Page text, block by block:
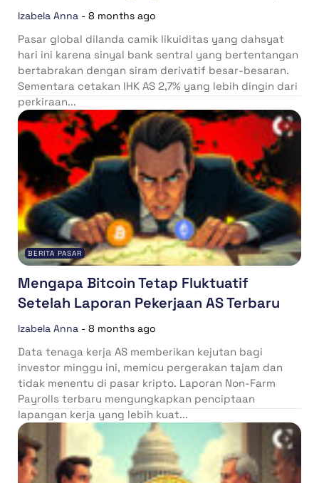
Izabela Anna - 8 months ago
Pasar global dilanda camik likuiditas yang dahsyat
hari ini karena sinyal bank sentral yang bertentangan
bertabrakan dengan siram derivatif besar-besaran.
Sementara cetakan IHK AS 2,7% yang lebih dingin dari
perkiraan...
BERITA PASAR
Mengapa Bitcoin Tetap Fluktuatif
Setelah Laporan Pekerjaan AS Terbaru
Izabela Anna - 8 months ago
Data tenaga kerja AS memberikan kejutan bagi
investor minggu ini, memicu pergerakan tajam dan
tidak menentu di pasar kripto. Laporan Non-Farm
Payrolls terbaru mengungkapkan penciptaan
lapangan kerja yang lebih kuat...